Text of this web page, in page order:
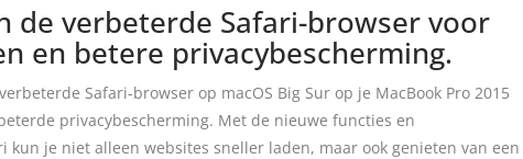
de verbeterde Safari-browser voor
en betere privacybescherming.
Safari-browser op macOS Big Sur op je MacBook Pro 2015
privacybescherming. Met de nieuwe functies en
kun je niet alleen websites sneller laden, maar ook genieten van een